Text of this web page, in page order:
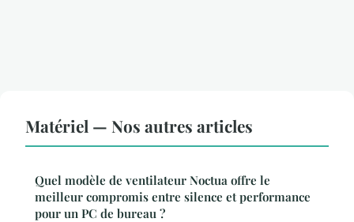
Matériel — Nos autres articles
Quel modèle de ventilateur Noctua offre le
meilleur compromis entre silence et performance
pour un PC de bureau ?